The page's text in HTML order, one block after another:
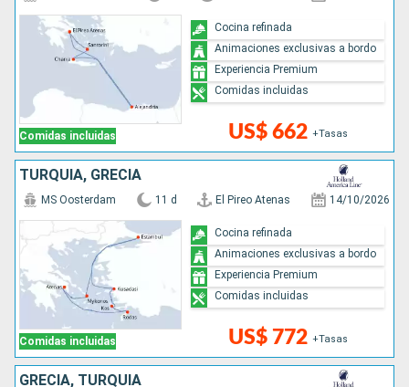
Comidas incluidas US$ 662 +Tasas
Cocina refinada
Animaciones exclusivas a bordo
Experiencia Premium
Comidas incluidas
TURQUÍA, GRECIA
Comidas incluidas
MS Oosterdam 11 d El Pireo Atenas 14/10/2026
US$ 772 +Tasas
Cocina refinada
Animaciones exclusivas a bordo
Experiencia Premium
Comidas incluidas
GRECIA, TURQUÍA